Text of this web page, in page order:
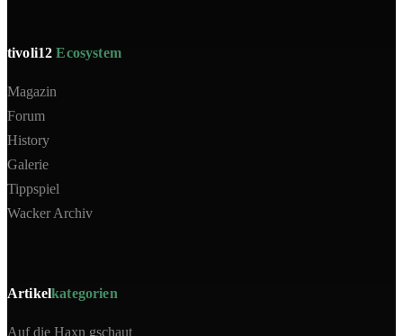
tivoli12Ecosystem
Magazin
Forum
History
Galerie
Tippspiel
Wacker Archiv
Artikelkategorien
Auf die Haxn gschaut